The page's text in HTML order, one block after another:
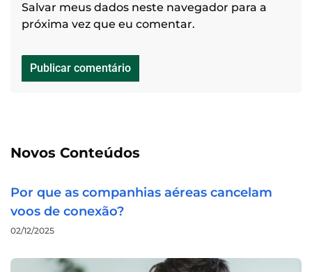
Salvar meus dados neste navegador para a
próxima vez que eu comentar.
Novos Conteúdos
Por que as companhias aéreas cancelam
voos de conexão?
02/12/2025